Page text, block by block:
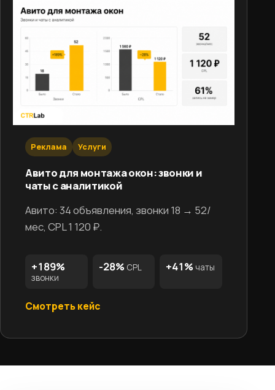
Реклама Услуги
Авито для монтажа окон: звонки и
чаты с аналитикой
Авито: 34 объявления, звонки 18 → 52/
мес, CPL 1 120 ₽.
+189%
звонки
-28% CPL +41% чаты
Смотреть кейс